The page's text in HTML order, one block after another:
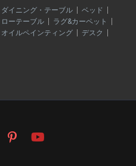
ダイニング・テーブル
ベッド
ローテーブル
ラグ&カーペット
オイルペインティング
デスク